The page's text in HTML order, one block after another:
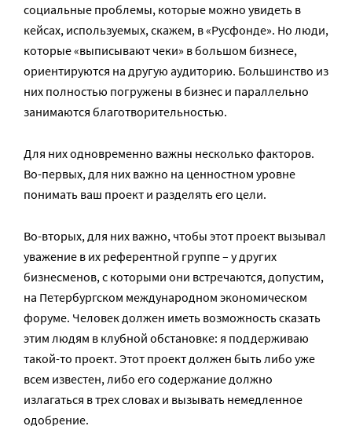
социальные проблемы, которые можно увидеть в
кейсах, используемых, скажем, в «Русфонде». Но люди,
которые «выписывают чеки» в большом бизнесе,
ориентируются на другую аудиторию. Большинство из
них полностью погружены в бизнес и параллельно
занимаются благотворительностью.
Для них одновременно важны несколько факторов.
Во-первых, для них важно на ценностном уровне
понимать ваш проект и разделять его цели.
Во-вторых, для них важно, чтобы этот проект вызывал
уважение в их референтной группе – у других
бизнесменов, с которыми они встречаются, допустим,
на Петербургском международном экономическом
форуме. Человек должен иметь возможность сказать
этим людям в клубной обстановке: я поддерживаю
такой-то проект. Этот проект должен быть либо уже
всем известен, либо его содержание должно
излагаться в трех словах и вызывать немедленное
одобрение.